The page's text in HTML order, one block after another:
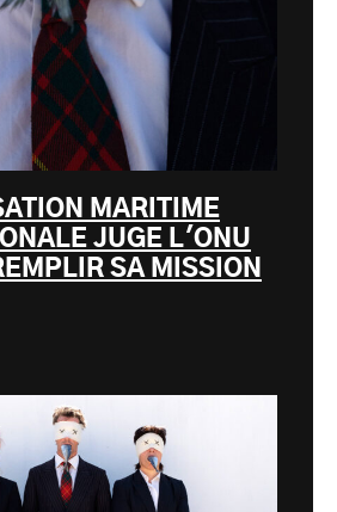
MARITIME
JUGE L'ONU
SA MISSION